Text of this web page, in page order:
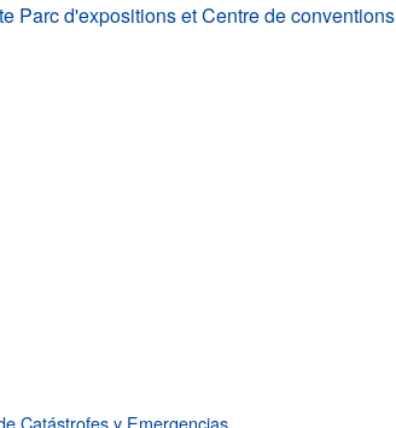
Parc d'expositions et Centre de conventions
Catástrofes y Emergencias